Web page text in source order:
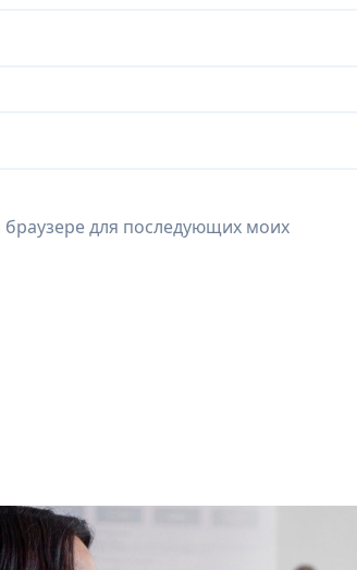
для последующих моих